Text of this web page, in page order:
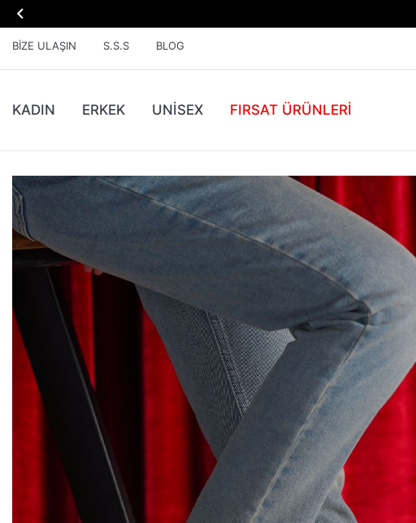

BIZE ULAŞIN S.S.S BLOG
KADIN ERKEK UNİSEX FIRSAT ÜRÜNLERI